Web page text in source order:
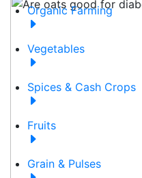
Organic Farming
Vegetables
Spices & Cash Crops
Fruits
Grain & Pulses